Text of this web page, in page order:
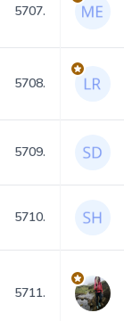
5707.
5708.
5709.
5710.
5711.